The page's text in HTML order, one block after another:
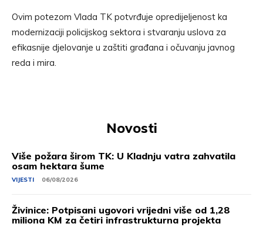
Ovim potezom Vlada TK potvrđuje opredijeljenost ka
modernizaciji policijskog sektora i stvaranju uslova za
efikasnije djelovanje u zaštiti građana i očuvanju javnog
reda i mira.
Novosti
Više požara širom TK: U Kladnju vatra zahvatila
osam hektara šume
VIJESTI 06/08/2026
Živinice: Potpisani ugovori vrijedni više od 1,28
miliona KM za četiri infrastrukturna projekta